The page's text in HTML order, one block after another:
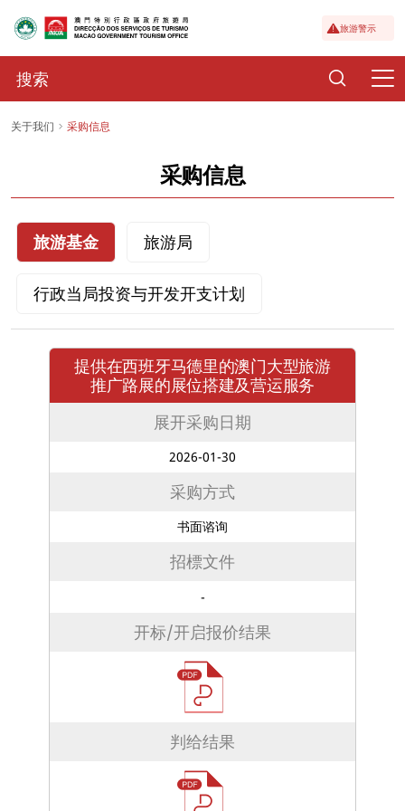
旅游警示
关于我们 采购信息
采购信息
旅游基金 旅游局
行政当局投资与开发开支计划
提供在西班牙马德里的澳门大型旅游
推广路展的展位搭建及营运服务
展开采购日期
2026-01-30
采购方式
书面谘询
招標文件
-
开标/开启报价结果
判给结果